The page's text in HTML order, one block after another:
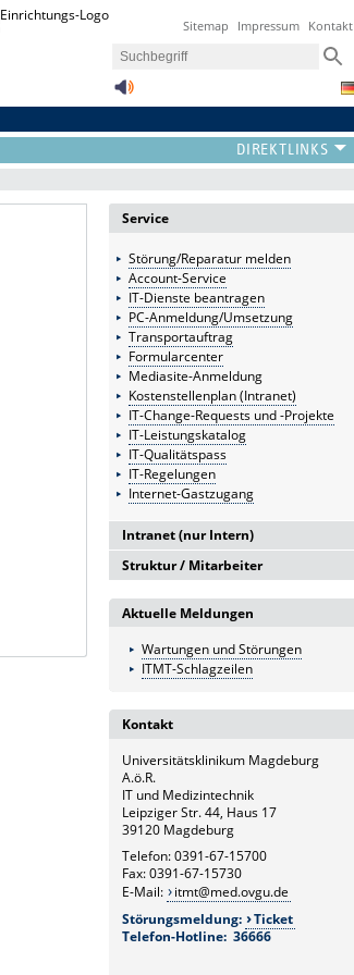
Sitemap Impressum Kontakt
Aktuelle Meldungen
Wartungen und Störungen
ITMT-Schlagzeilen
Service
Störung/Reparatur melden
Account-Service
IT-Dienste beantragen
PC-Anmeldung/Umsetzung
Transportauftrag
Formularcenter
Mediasite-Anmeldung
Kostenstellenplan (Intranet)
IT-Change-Requests und -Projekte
IT-Leistungskatalog
IT-Qualitätspass
IT-Regelungen
Internet-Gastzugang
Intranet (nur Intern)
Intranetserver
Struktur / Mitarbeiter
G6
Leitung und Sekretariat
G6.1
Medizintechnik
G6.2
G6.3
Netzwerk und Kommunikation
G6.4
Systemmanagement und
bildverarbeitende Systeme
Klinische und Betriebswirtschaftliche
Applikationen
Kontakt
Universitätsklinikum Magdeburg
A.ö.R.
IT und Medizintechnik
Leipziger Str. 44, Haus 17
39120 Magdeburg
Telefon: 0391-67-15700
Fax: 0391-67-15730
E-Mail:
itmt@med.ovgu.de
Störungsmeldung:
Ticket
Telefon-Hotline: 36666